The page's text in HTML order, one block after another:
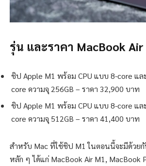
รุ่น และราคา MacBook Air
ชิป Apple M1 พร้อม CPU แบบ 8-core แล
core ความจุ 256GB – ราคา 32,900 บาท
ชิป Apple M1 พร้อม CPU แบบ 8-core แล
core ความจุ 512GB – ราคา 41,400 บาท
สำหรับ Mac ที่ใช้ชิป M1 ในตอนนี้จะมีด้วย
หลัก ๆ ได้แก่ MacBook Air M1, MacBook